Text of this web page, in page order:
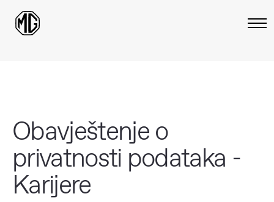
Obavještenje o
privatnosti podataka -
Karijere